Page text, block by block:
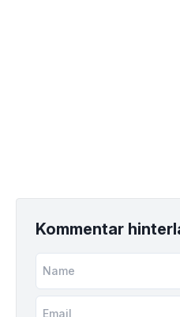
Kommentar